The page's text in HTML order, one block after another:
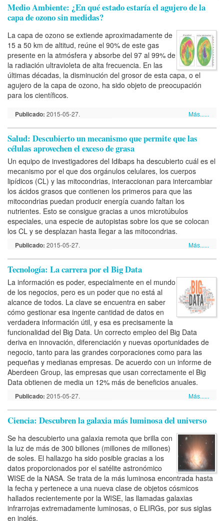
Medio Ambiente: ¿En qué estado estaría el agujero de la
capa de ozono sin medidas?
La capa de ozono se extiende aproximadamente de
15 a 50 km de altitud, reúne el 90% de este gas
presente en la atmósfera y absorbe del 97 al 99% de
la radiación ultravioleta de alta frecuencia. En las
últimas décadas, la disminución del grosor de esta capa, o el
agujero de la capa de ozono, ha sido objeto de preocupación
para los científicos.
Publicado: 2015-05-27. Más......
Salud: Descubierto un mecanismo que permite que las
células aprovechen el exceso de grasa
Un equipo de investigadores del Idibaps ha descubierto cuál es el
mecanismo por el que dos orgánulos celulares, los cuerpos
lipídicos (CL) y las mitocondrias, interaccionan para intercambiar
los ácidos grasos que contienen los primeros para que las
mitocondrias puedan producir energía cuando faltan los
nutrientes. Esto se consigue gracias a unos microtúbulos
especiales, una especie de autopistas sobre los que se colocan
los CL y se desplazan hasta llegar a las mitocondrias.
Publicado: 2015-05-27. Más......
Tecnología: La carrera por el Big Data
La información es poder, especialmente en el mundo
de los negocios, pero es un poder que no está al
alcance de todos. La clave se encuentra en saber
cómo gestionar esa ingente cantidad de datos en
verdadera información útil, y esa es precisamente la
funcionalidad del Big Data. Un correcto empleo del Big Data
deriva en innovación, diferenciación y nuevas oportunidades de
negocio, tanto para las grandes corporaciones como para las
pequeñas y medianas empresas. De acuerdo con un informe de
Aberdeen Group, las empresas que usan correctamente el Big
Data obtienen de media un 12% más de beneficios anuales.
Publicado: 2015-05-27. Más......
Ciencia: Descubren la galaxia más luminosa del universo
Se ha descubierto una galaxia remota que brilla con
la luz de más de 300 billones (millones de millones)
de soles. El hallazgo ha sido posible gracias a los
datos proporcionados por el satélite astronómico
WISE de la NASA. Se trata de la más luminosa encontrada hasta
la fecha y pertenece a una nueva clase de objetos cósmicos
hallados recientemente por la WISE, las llamadas galaxias
infrarrojas extremadamente luminosas, o ELIRGs, por sus siglas
en inglés.